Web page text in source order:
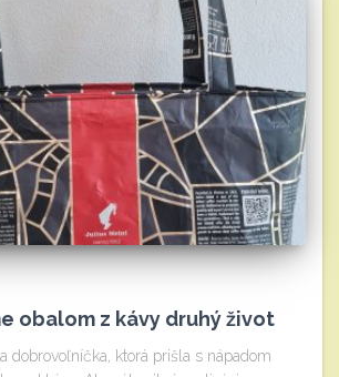
obalom z kávy druhý život
dobrovoľníčka, ktorá prišla s nápadom